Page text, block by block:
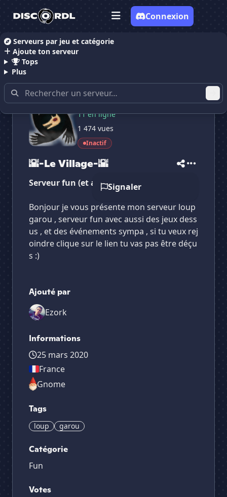
Serveurs par jeu et catégorie
Ajoute ton serveur
Tops
Plus
Connexion
Accueil Serveurs Discord Chill
18 membres
11 en ligne
1 474 vues
Inactif
🌇-Le Village-🌇
Signaler
Serveur fun (et aussi de jeux )
Bonjour je vous présente mon serveur loup
garou , serveur fun avec aussi des jeux dess
us , et des événements sympa , si tu veux rej
oindre clique sur le lien tu vas pas être déçu
s :)
Ajouté par
Ezork
Informations
25 mars 2020
France
Gnome
Tags
loup garou
Catégorie
Fun
Votes
Vote pour🌇-Le Village-🌇
🌇-Le Village-🌇
Es-tu sûr de vouloir supprimer ton avis de ce
🌇-Le Village-🌇